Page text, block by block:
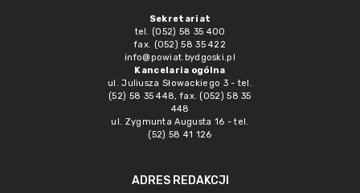
Sekretariat
tel. (052) 58 35 400
fax. (052) 58 35 422
info@powiat.bydgoski.pl
Kancelaria ogólna
ul. Juliusza Słowackiego 3 - tel.
(52) 58 35 448, fax. (052) 58 35
448
ul. Zygmunta Augusta 16 - tel.
(52) 58 41 126
ADRES REDAKCJI